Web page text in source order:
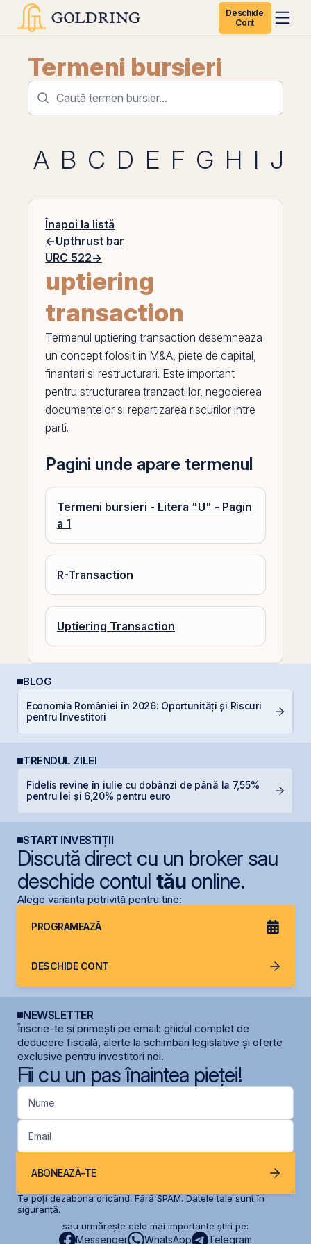
Deschide
Cont
Termeni bursieri
A B C D E F G H I J
Înapoi la listă
←Upthrust bar
URC 522→
uptiering
transaction
Termenul uptiering transaction desemneaza
un concept folosit in M&A, piete de capital,
finantari si restructurari. Este important
pentru structurarea tranzactiilor, negocierea
documentelor si repartizarea riscurilor intre
parti.
Pagini unde apare termenul
Termeni bursieri - Litera "U" - Pagin
a 1
R-Transaction
Uptiering Transaction
BLOG
Economia României în 2026: Oportunități și Riscuri
pentru Investitori
TRENDUL ZILEI
Fidelis revine în iulie cu dobânzi de până la 7,55%
pentru lei și 6,20% pentru euro
START INVESTIȚII
Discută direct cu un broker sau
deschide contul tăuonline.
Alege varianta potrivită pentru tine:
PROGRAMEAZĂ
DESCHIDE CONT
NEWSLETTER
Înscrie-te și primești pe email: ghidul complet de
deducere fiscală, alerte la schimbari legislative și oferte
exclusive pentru investitori noi.
Fii cu un pas înaintea pieței!
Nume
Email
ABONEAZĂ-TE
Te poți dezabona oricând. Fără SPAM. Datele tale sunt în
siguranță.
sau urmărește cele mai importante știri pe:
Messenger WhatsApp Telegram